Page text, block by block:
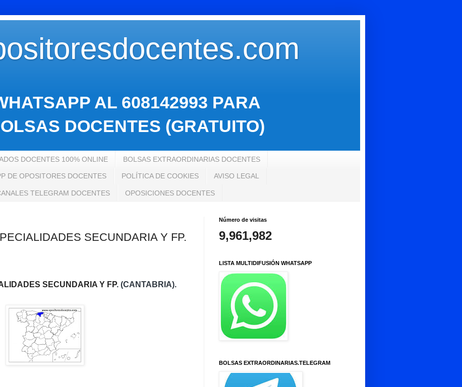
AL 608142993 PARA
DOCENTES (GRATUITO)
DOCENTES 100% ONLINE BOLSAS EXTRAORDINARIAS DOCENTES
DE OPOSITORES DOCENTES POLÍTICA DE COOKIES AVISO LEGAL
TELEGRAM DOCENTES OPOSICIONES DOCENTES
SECUNDARIA Y FP.
SECUNDARIA Y FP. (CANTABRIA).
Número de visitas
9,961,982
LISTA MULTIDIFUSIÓN WHATSAPP
BOLSAS EXTRAORDINARIAS.TELEGRAM